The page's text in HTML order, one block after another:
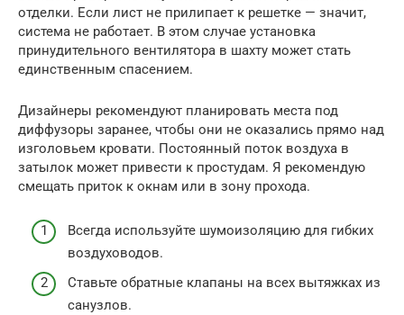
отделки. Если лист не прилипает к решетке — значит,
система не работает. В этом случае установка
принудительного вентилятора в шахту может стать
единственным спасением.
Дизайнеры рекомендуют планировать места под
диффузоры заранее, чтобы они не оказались прямо над
изголовьем кровати. Постоянный поток воздуха в
затылок может привести к простудам. Я рекомендую
смещать приток к окнам или в зону прохода.
Всегда используйте шумоизоляцию для гибких
воздуховодов.
Ставьте обратные клапаны на всех вытяжках из
санузлов.